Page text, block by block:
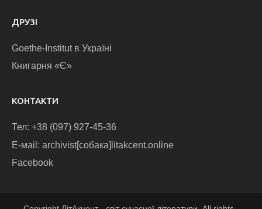
ДРУЗІ
Goethe-Institut в Україні
Книгарня «Є»
КОНТАКТИ
Тел: +38 (097) 927-45-36
E-маіl: archivist[собака]litakcent.online
Facebook